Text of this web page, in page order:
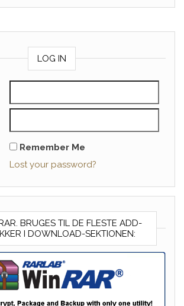
LOG IN
Remember Me
Lost your password?
BRUGES TIL DE FLESTE ADD-
I DOWNLOAD-SEKTIONEN: